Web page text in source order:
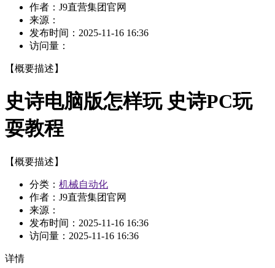
作者：J9直营集团官网
来源：
发布时间： 2025-11-16 16:36
访问量：
【概要描述】
史诗电脑版怎样玩 史诗PC玩
耍教程
【概要描述】
分类： 机械自动化
作者：J9直营集团官网
来源：
发布时间： 2025-11-16 16:36
访问量： 2025-11-16 16:36
详情